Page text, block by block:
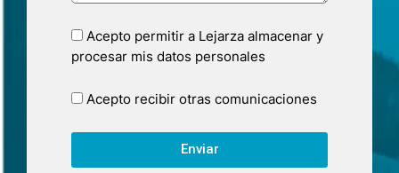
Acepto permitir a Lejarza almacenar y
procesar mis datos personales
Acepto recibir otras comunicaciones
Enviar